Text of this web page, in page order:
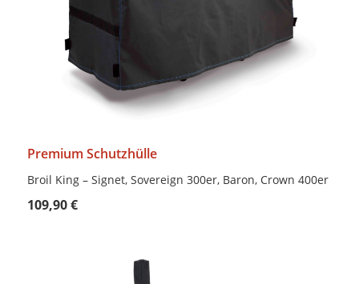
Premium Schutzhülle
Broil King – Signet, Sovereign 300er, Baron, Crown 400er
109,90 €